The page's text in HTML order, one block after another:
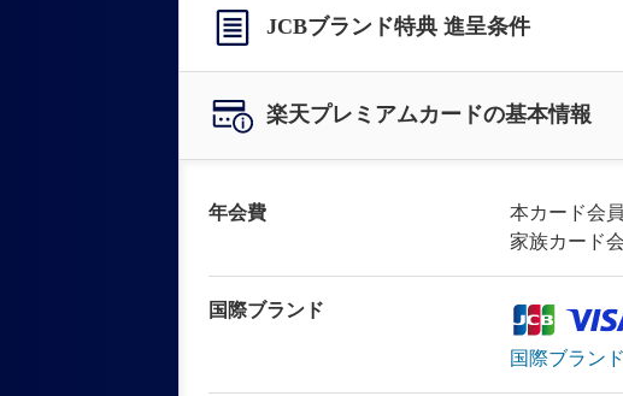
JCBブランド特典 進呈条件
楽天プレミアムカードの基本情報
年会費
本カード会
家族カード
国際ブランド
国際ブラン